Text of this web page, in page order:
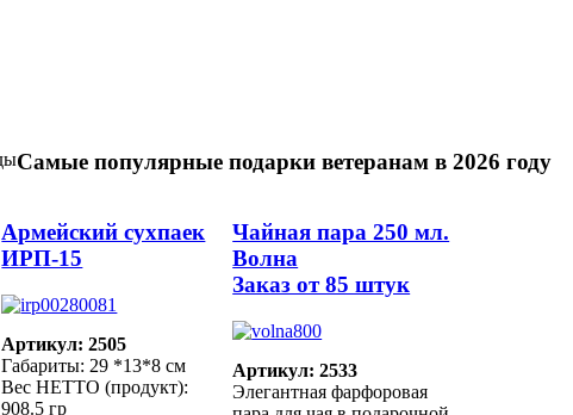
Самые популярные подарки ветеранам в 2026 году
Армейский сухпаек
ИРП-15
Артикул: 2505
Габариты: 29 *13*8 см
Вес НЕТТО (продукт):
908.5 гр
Чайная пара 250 мл.
Волна
Заказ от 85 штук
Артикул: 2533
Элегантная фарфоровая